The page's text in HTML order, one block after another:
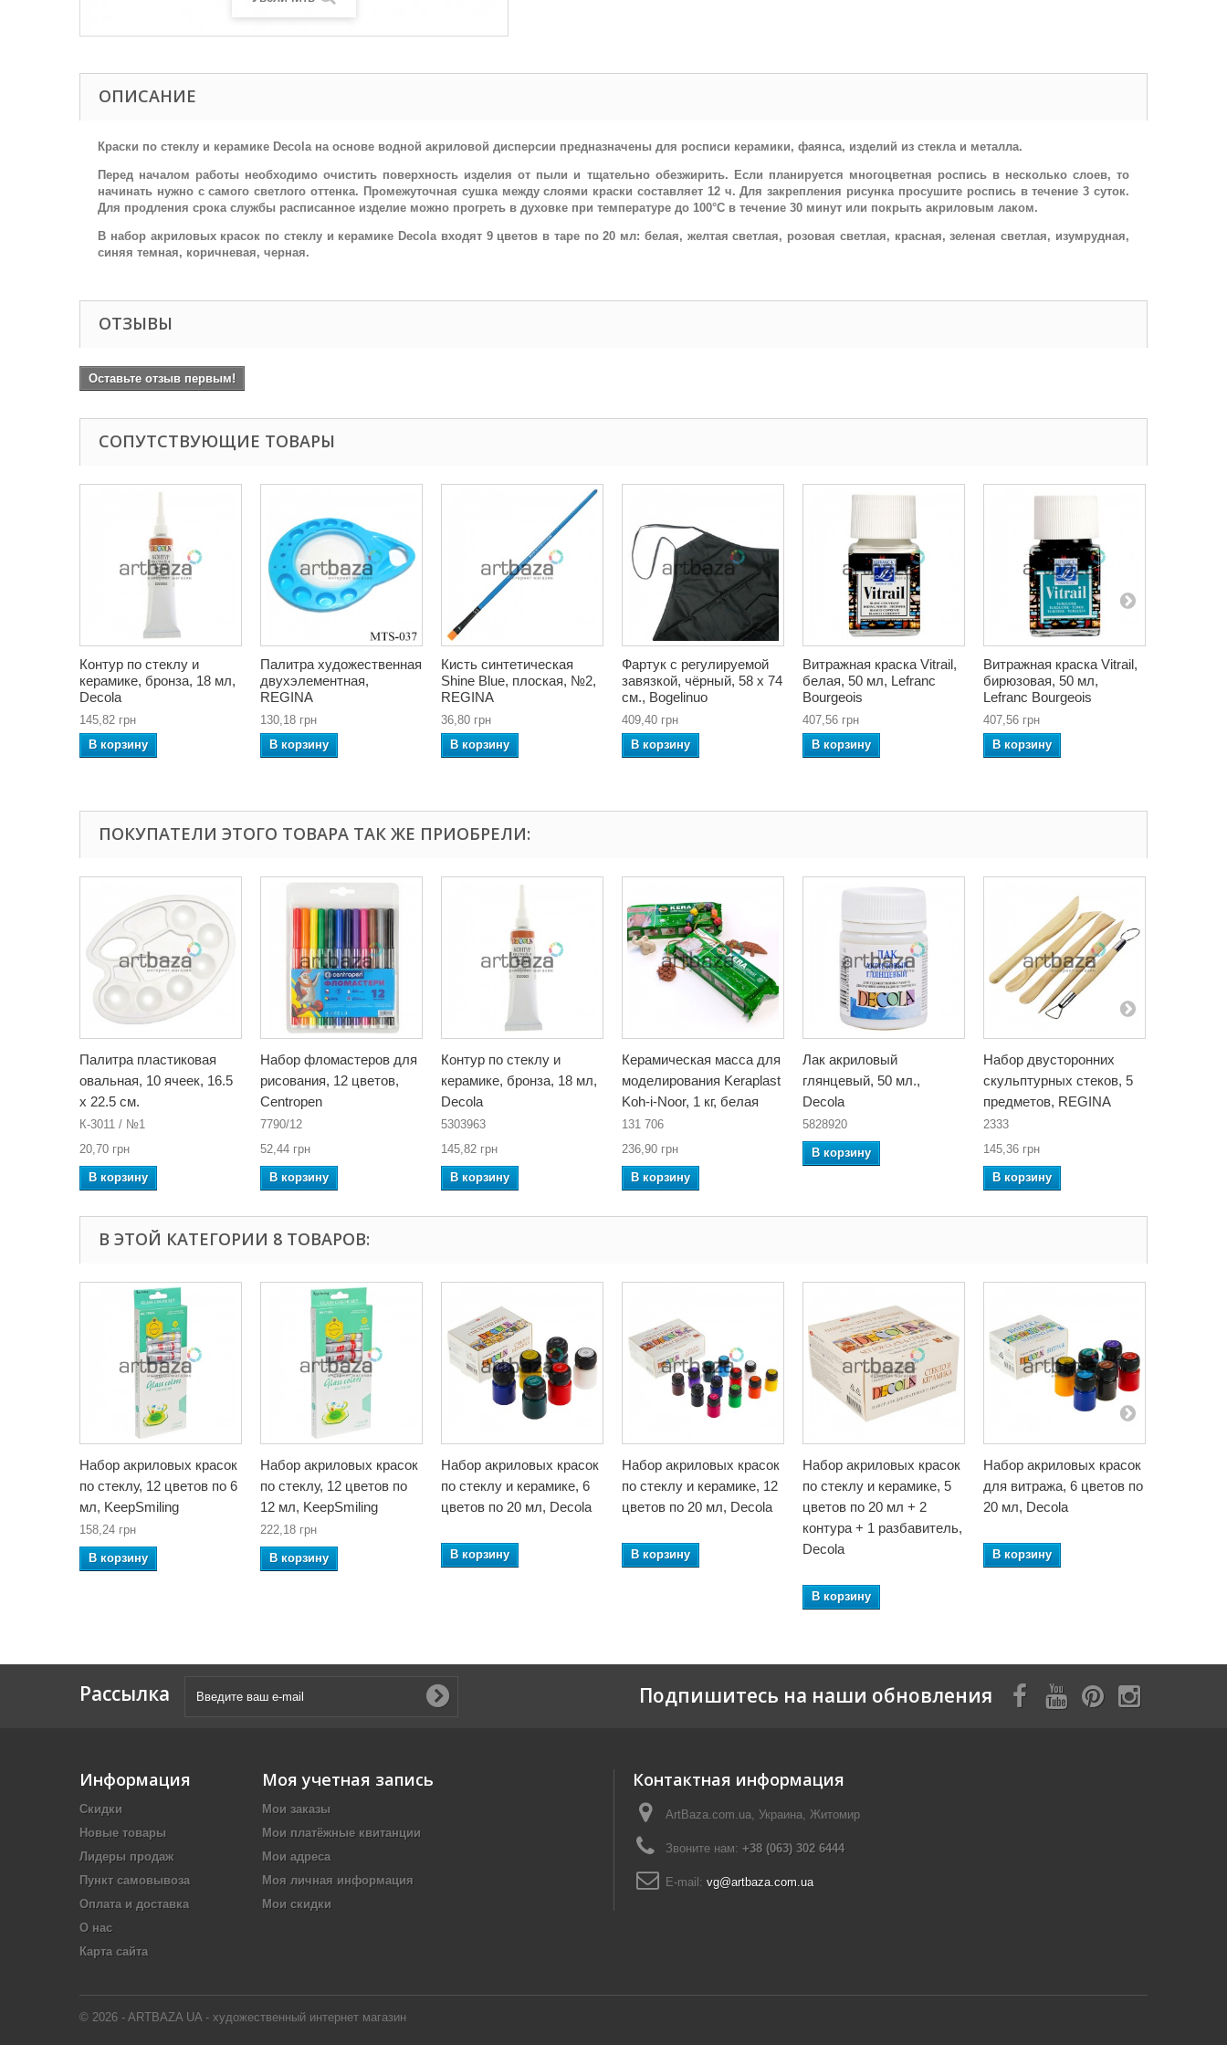
ОПИСАНИЕ
Краски по стеклу и керамике Decola на основе водной акриловой дисперсии предназначены для росписи керамики, фаянса, изделий из стекла и металла.
Перед началом работы необходимо очистить поверхность изделия от пыли и тщательно обезжирить. Если планируется многоцветная роспись в несколько слоев, то
начинать нужно с самого светлого оттенка. Промежуточная сушка между слоями краски составляет 12 ч. Для закрепления рисунка просушите роспись в течение 3 суток.
Для продления срока службы расписанное изделие можно прогреть в духовке при температуре до 100°С в течение 30 минут или покрыть акриловым лаком.
В набор акриловых красок по стеклу и керамике Decola входят 9 цветов в таре по 20 мл: белая, желтая светлая, розовая светлая, красная, зеленая светлая, изумрудная,
синяя темная, коричневая, черная.
ОТЗЫВЫ
Оставьте отзыв первым!
СОПУТСТВУЮЩИЕ ТОВАРЫ
Контур по стеклу и
керамике, бронза, 18 мл,
Decola
145,82 грн
В корзину
Палитра художественная
двухэлементная,
REGINA
130,18 грн
В корзину
Кисть синтетическая
Shine Blue, плоская, №2,
REGINA
36,80 грн
В корзину
Фартук с регулируемой
завязкой, чёрный, 58 x 74
см., Bogelinuo
409,40 грн
В корзину
Витражная краска Vitrail,
белая, 50 мл, Lefranc
Bourgeois
407,56 грн
В корзину
Витражная краска Vitrail,
бирюзовая, 50 мл,
Lefranc Bourgeois
407,56 грн
В корзину
ПОКУПАТЕЛИ ЭТОГО ТОВАРА ТАК ЖЕ ПРИОБРЕЛИ:
Палитра пластиковая
овальная, 10 ячеек, 16.5
x 22.5 см.
К-3011 / №1
20,70 грн
В корзину
Набор фломастеров для
рисования, 12 цветов,
Centropen
7790/12
52,44 грн
В корзину
Контур по стеклу и
керамике, бронза, 18 мл,
Decola
5303963
145,82 грн
В корзину
Керамическая масса для
моделирования Keraplast
Koh-i-Noor, 1 кг, белая
131 706
236,90 грн
В корзину
Лак акриловый
глянцевый, 50 мл.,
Decola
5828920
В корзину
Набор двусторонних
скульптурных стеков, 5
предметов, REGINA
2333
145,36 грн
В корзину
В ЭТОЙ КАТЕГОРИИ 8 ТОВАРОВ:
Набор акриловых красок
по стеклу, 12 цветов по 6
мл, KeepSmiling
158,24 грн
В корзину
Набор акриловых красок
по стеклу, 12 цветов по
12 мл, KeepSmiling
222,18 грн
В корзину
Набор акриловых красок
по стеклу и керамике, 6
цветов по 20 мл, Decola
В корзину
Набор акриловых красок
по стеклу и керамике, 12
цветов по 20 мл, Decola
В корзину
Набор акриловых красок
по стеклу и керамике, 5
цветов по 20 мл + 2
контура + 1 разбавитель,
Decola
В корзину
Набор акриловых красок
для витража, 6 цветов по
20 мл, Decola
В корзину
Рассылка Подпишитесь на наши обновления
Информация
Скидки
Новые товары
Лидеры продаж
Пункт самовывоза
Оплата и доставка
О нас
Карта сайта
© 2026 - ARTBAZA UA - художественный интернет магазин
Моя учетная запись
Мои заказы
Мои платёжные квитанции
Мои адреса
Моя личная информация
Мои скидки
Контактная информация
ArtBaza.com.ua, Украина, Житомир
Звоните нам: +38 (063) 302 6444
E-mail: vg@artbaza.com.ua